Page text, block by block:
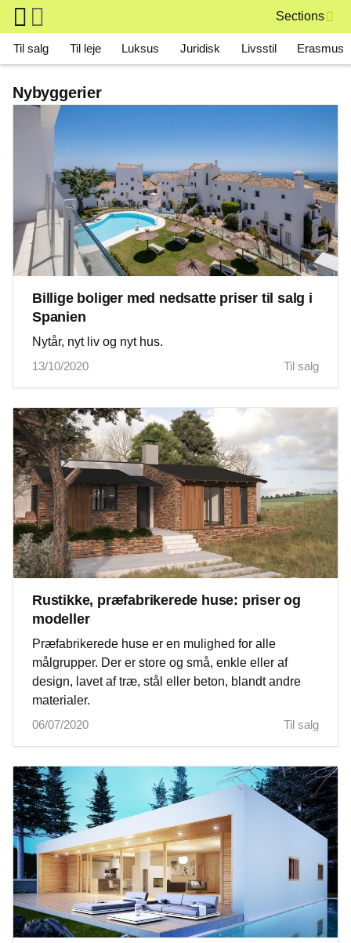
Skip to main content
Sections
Main navigation
Til salg Til leje Luksus Juridisk Livsstil Erasmus
Nybyggerier
Billige boliger med nedsatte priser til salg i
Spanien
Nytår, nyt liv og nyt hus.
13/10/2020
Til salg
Rustikke, præfabrikerede huse: priser og
modeller
Præfabrikerede huse er en mulighed for alle
målgrupper. Der er store og små, enkle eller af
design, lavet af træ, stål eller beton, blandt andre
materialer.
06/07/2020
Til salg